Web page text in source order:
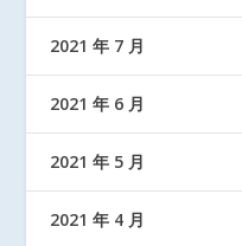
2021 年 7 月
2021 年 6 月
2021 年 5 月
2021 年 4 月